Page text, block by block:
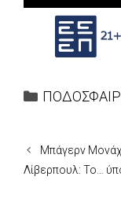
Categories
Μπάγερν
Λίβερπουλ: Το…